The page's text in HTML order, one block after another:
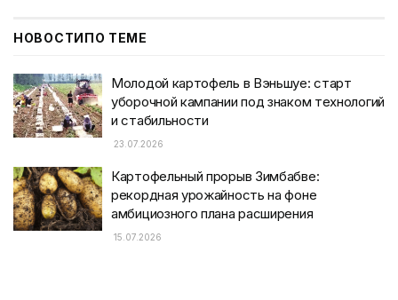
НОВОСТИПО ТЕМЕ
Молодой картофель в Вэньшуе: старт
уборочной кампании под знаком технологий
и стабильности
23.07.2026
Картофельный прорыв Зимбабве:
рекордная урожайность на фоне
амбициозного плана расширения
15.07.2026